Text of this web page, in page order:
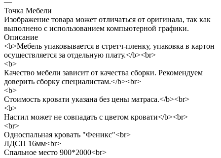
Точка Мебели
Изображение товара может отличаться от оригинала, так как
выполнено с использованием компьютерной графики.
Описание
<b>Мебель упаковывается в стретч-пленку, упаковка в картон
осуществляется за отдельную плату.</b><br>
<b>
Качество мебели зависит от качества сборки. Рекомендуем
доверить сборку специалистам.</b><br>
<b>
Стоимость кровати указана без цены матраса.</b><br>
<b>
Настил может не совпадать с цветом кровати</b><br>
<br>
Односпальная кровать "Феникс"<br>
ЛДСП 16мм<br>
Спальное место 900*2000<br>